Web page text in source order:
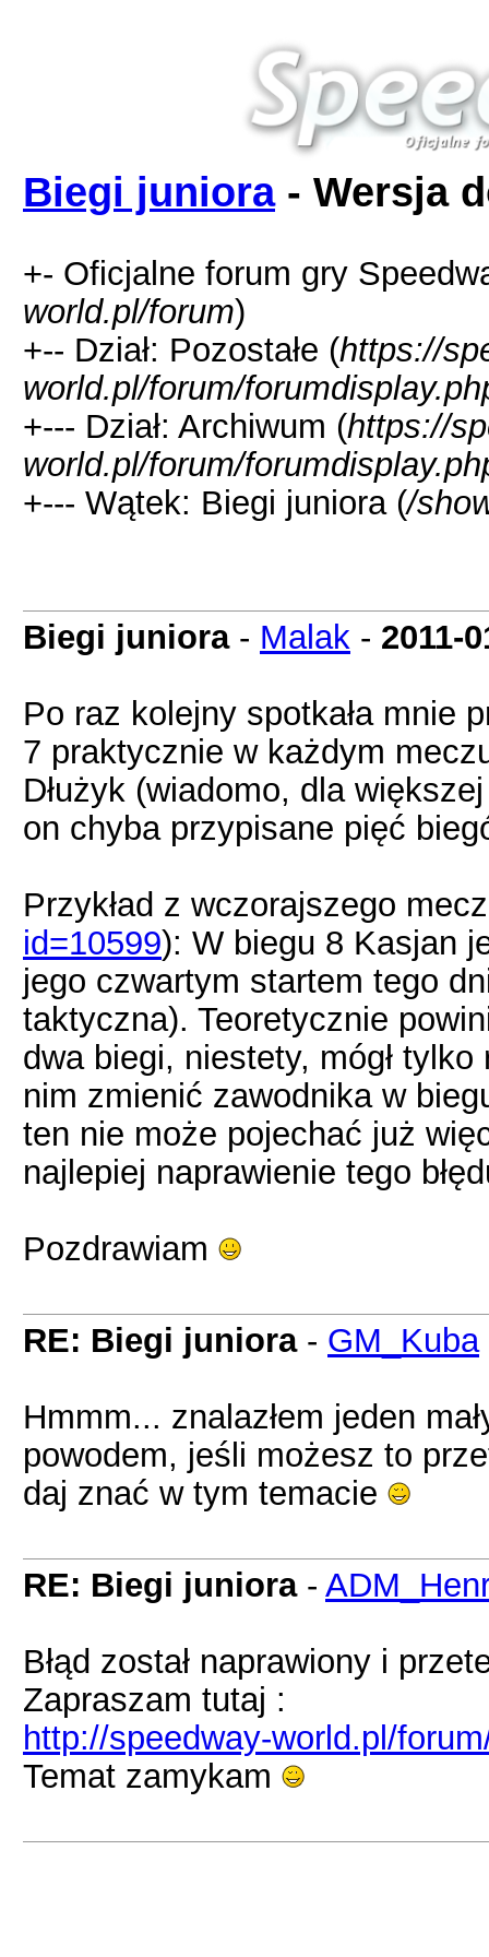
Biegi juniora- Wersja
+- Oficjalne forum gry
world.pl/forum)
+-- Dział: Pozostałe (https://
world.pl/forum/
+--- Dział: Archiwum (https://
world.pl/forum/
+--- Wątek: Biegi juniora (/
Biegi juniora- Malak - 2011-
Po raz kolejny spotkała mnie
7 praktycznie w każdym
Dłużyk (wiadomo, dla
on chyba przypisane pięć
Przykład z wczorajszego
id=10599): W biegu 8 Kasjan
jego czwartym startem tego
taktyczna). Teoretycznie
dwa biegi, niestety, mógł
nim zmienić zawodnika w
ten nie może pojechać już
najlepiej naprawienie tego
Pozdrawiam
RE: Biegi juniora- GM_Kuba
Hmmm... znalazłem jeden
powodem, jeśli możesz to
daj znać w tym temacie
RE: Biegi juniora-
Błąd został naprawiony i
Zapraszam tutaj :
http://speedway-world.pl/
Temat zamykam